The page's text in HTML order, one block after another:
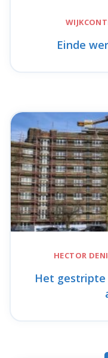
Einde
HECTOR
Het gestripte